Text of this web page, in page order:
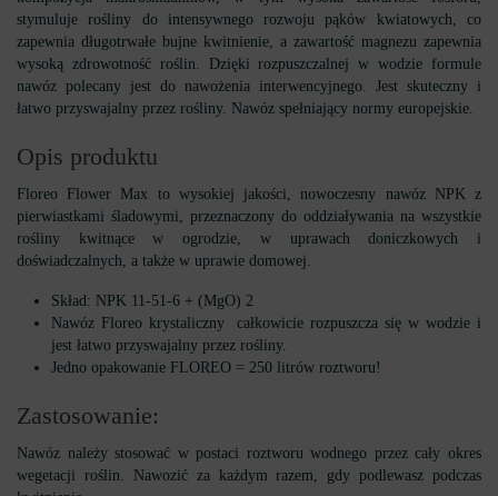
stymuluje rośliny do intensywnego rozwoju pąków kwiatowych, co
zapewnia długotrwałe bujne kwitnienie, a zawartość magnezu zapewnia
wysoką zdrowotność roślin. Dzięki rozpuszczalnej w wodzie formule
nawóz polecany jest do nawożenia interwencyjnego. Jest skuteczny i
łatwo przyswajalny przez rośliny. Nawóz spełniający normy europejskie.
Opis produktu
Floreo Flower Max to wysokiej jakości, nowoczesny nawóz NPK z
pierwiastkami śladowymi, przeznaczony do oddziaływania na wszystkie
rośliny kwitnące w ogrodzie, w uprawach doniczkowych i
doświadczalnych, a także w uprawie domowej.
Skład: NPK 11-51-6 + (MgO) 2
Nawóz Floreo krystaliczny całkowicie rozpuszcza się w wodzie i
jest łatwo przyswajalny przez rośliny.
Jedno opakowanie FLOREO = 250 litrów roztworu!
Zastosowanie:
Nawóz należy stosować w postaci roztworu wodnego przez cały okres
wegetacji roślin. Nawozić za każdym razem, gdy podlewasz podczas